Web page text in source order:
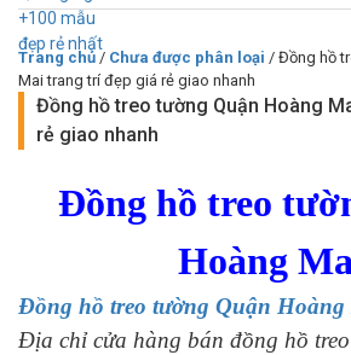
Trang chủ / Chưa được phân loại / Đồng hồ
Mai trang trí đẹp giá rẻ giao nhanh
Đồng hồ treo tường Quận Hoàng
rẻ giao nhanh
Đồng hồ treo
Hoàng
Đồng hồ treo tường Quận
Địa chỉ cửa hàng bán đồng hồ